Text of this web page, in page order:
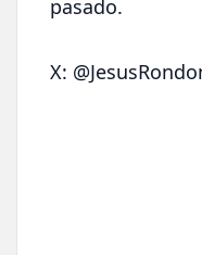
pasado.
X: